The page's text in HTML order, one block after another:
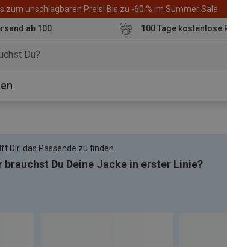
zum unschlagbaren Preis! Bis zu -60 % im Summer Sale
ab 100
100 Tage kostenlose
Dir, das Passende zu finden.
brauchst Du Deine Jacke in erster Linie?